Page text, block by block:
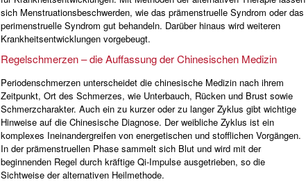
sich Menstruationsbeschwerden, wie das prämenstruelle Syndrom oder das
perimenstruelle Syndrom gut behandeln. Darüber hinaus wird weiteren
Krankheitsentwicklungen vorgebeugt.
Regelschmerzen – die Auffassung der Chinesischen Medizin
Periodenschmerzen unterscheidet die chinesische Medizin nach ihrem
Zeitpunkt, Ort des Schmerzes, wie Unterbauch, Rücken und Brust sowie
Schmerzcharakter. Auch ein zu kurzer oder zu langer Zyklus gibt wichtige
Hinweise auf die Chinesische Diagnose. Der weibliche Zyklus ist ein
komplexes Ineinandergreifen von energetischen und stofflichen Vorgängen.
In der prämenstruellen Phase sammelt sich Blut und wird mit der
beginnenden Regel durch kräftige Qi-Impulse ausgetrieben, so die
Sichtweise der alternativen Heilmethode.